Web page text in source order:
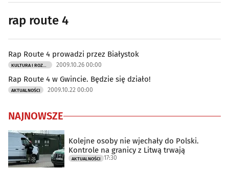
rap route 4
Rap Route 4 prowadzi przez Białystok
KULTURA I ROZRYWKA 2009.10.26 00:00
Rap Route 4 w Gwincie. Będzie się działo!
AKTUALNOŚCI 2009.10.22 00:00
NAJNOWSZE
Kolejne osoby nie wjechały do Polski.
Kontrole na granicy z Litwą trwają
AKTUALNOŚCI 17:30